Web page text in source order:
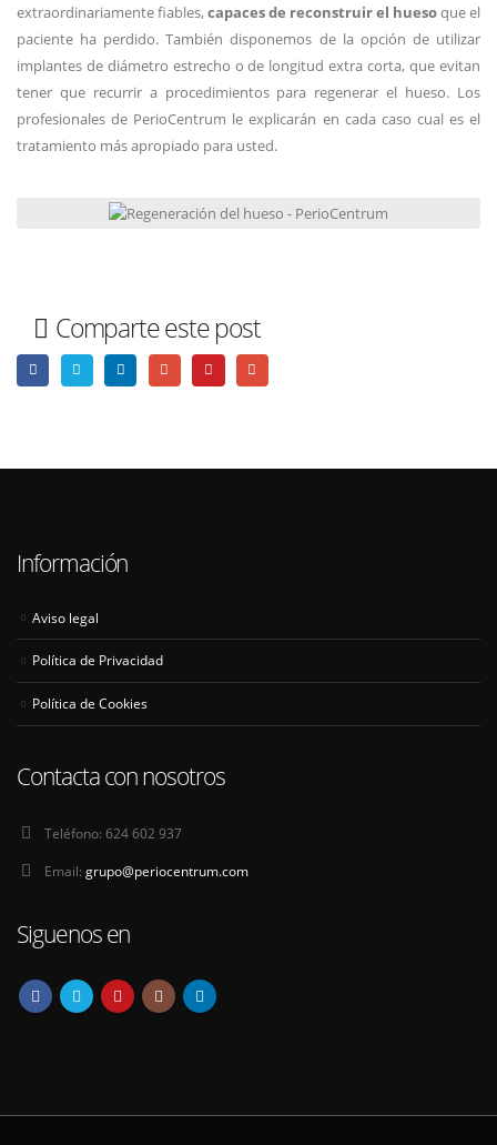
extraordinariamente fiables,capaces de reconstruir el huesoque el
paciente ha perdido. También disponemos de la opción de utilizar
implantes de diámetro estrecho o de longitud extra corta, que evitan
tener que recurrir a procedimientos para regenerar el hueso. Los
profesionales de PerioCentrum le explicarán en cada caso cual es el
tratamiento más apropiado para usted.
Comparte este post
Información
Aviso legal
Política de Privacidad
Política de Cookies
Contacta con nosotros
Teléfono: 624 602 937
Email: grupo@periocentrum.com
Siguenos en